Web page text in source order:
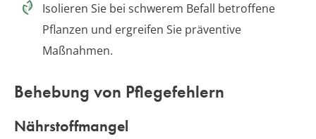
Isolieren Sie bei schwerem Befall betroffene
Pflanzen und ergreifen Sie präventive
Maßnahmen.
Behebung von Pflegefehlern
Nährstoffmangel